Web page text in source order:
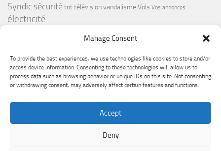
Manage Consent
To provide the best experiences, we use technologies like cookies to store and/or
access device information. Consenting to these technologies will allow us to
process data such as browsing behavior or unique IDs on this site. Not consenting
or withdrawing consent, may adversely affect certain features and functions.
Accept
Deny
Syndic sécurité tnttélévisionvandalismeVols Vos annonces
électricité
réservés.